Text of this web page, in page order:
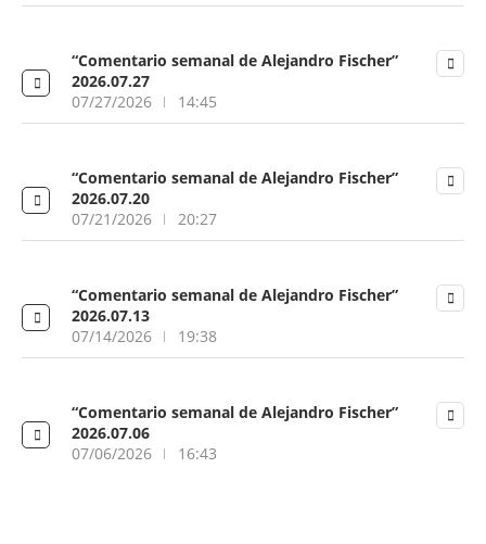
“Comentario semanal de Alejandro Fischer”
2026.07.27
07/27/2026
14:45
“Comentario semanal de Alejandro Fischer”
2026.07.20
07/21/2026
20:27
“Comentario semanal de Alejandro Fischer”
2026.07.13
07/14/2026
19:38
“Comentario semanal de Alejandro Fischer”
2026.07.06
07/06/2026
16:43